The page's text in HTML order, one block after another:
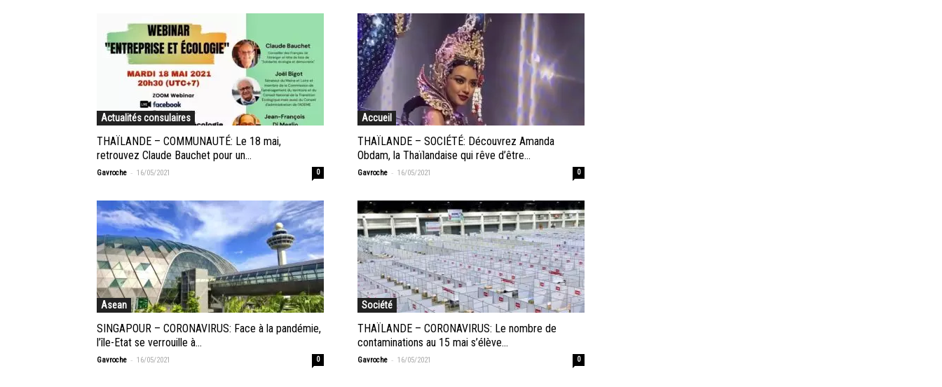
Actualités consulaires
THAÏLANDE – COMMUNAUTÉ: Le 18 mai,
retrouvez Claude Bauchet pour un...
Gavroche - 16/05/2021 0
Accueil
THAÏLANDE – SOCIÉTÉ: Découvrez Amanda
Obdam, la Thaïlandaise qui rêve d’être...
Gavroche - 16/05/2021 0
Asean
SINGAPOUR – CORONAVIRUS: Face à la pandémie,
l’île-Etat se verrouille à...
Gavroche - 16/05/2021 0
Société
THAÏLANDE – CORONAVIRUS: Le nombre de
contaminations au 15 mai s’élève...
Gavroche - 16/05/2021 0